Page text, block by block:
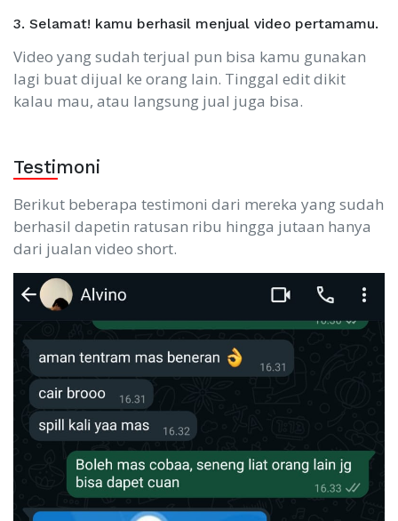
3. Selamat! kamu berhasil menjual video pertamamu.
Video yang sudah terjual pun bisa kamu gunakan
lagi buat dijual ke orang lain. Tinggal edit dikit
kalau mau, atau langsung jual juga bisa.
Testimoni
Berikut beberapa testimoni dari mereka yang sudah
berhasil dapetin ratusan ribu hingga jutaan hanya
dari jualan video short.